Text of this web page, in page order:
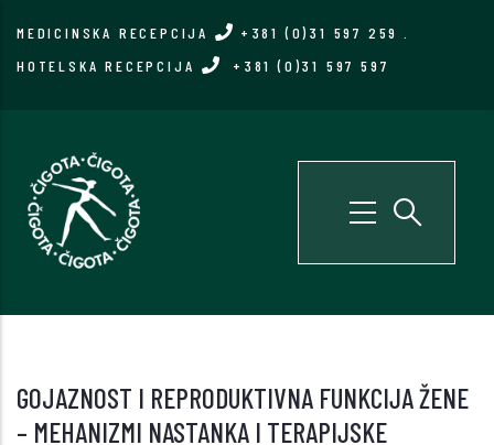
MEDICINSKA RECEPCIJA +381 (0)31 597 259
HOTELSKA RECEPCIJA
+381 (0)31 597 597
GOJAZNOST I REPRODUKTIVNA FUNKCIJA ŽENE
– MEHANIZMI NASTANKA I TERAPIJSKE